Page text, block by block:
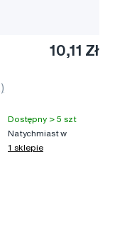
10,11 Zł
Dostępny > 5 szt
Natychmiast w
1 sklepie